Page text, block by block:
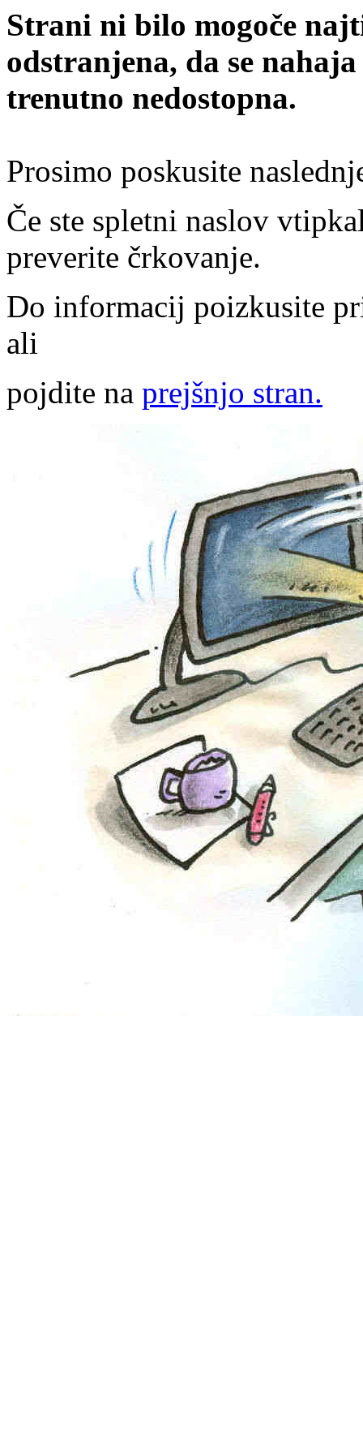
Strani ni bilo mogoče
odstranjena, da se
trenutno nedostopna.
Prosimo poskusite
Če ste spletni naslov
preverite črkovanje.
Do informacij poizkusite
ali
pojdite na prejšnjo stran.